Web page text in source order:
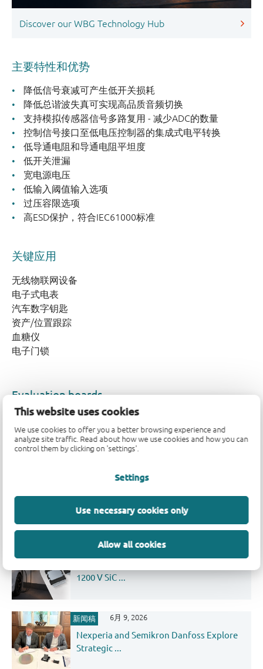
This website uses cookies
We use cookies to offer you a better browsing experience and
analyze site traffic. Read about how we use cookies and how you can
control them by clicking on 'settings'.
Settings
Use necessary cookies only
Allow all cookies
Discover our WBG Technology Hub
主要特性和优势
降低信号衰减可产生低开关损耗
降低总谐波失真可实现高品质音频切换
支持模拟传感器信号多路复用 - 减少ADC的数量
控制信号接口至低电压控制器的集成式电平转换
低导通电阻和导通电阻平坦度
低开关泄漏
宽电源电压
低输入阈值输入选项
过压容限选项
高ESD保护，符合IEC61000标准
关键应用
无线物联网设备
电子式电表
汽车数字钥匙
资产/位置跟踪
血糖仪
电子门锁
最新新闻和博客
6月 11, 2026
IAV and Nexperia Rethink High-Voltage
Architectures ...
6月 9, 2026
1200 V SiC ...
新闻稿 6月 9, 2026
Nexperia and Semikron Danfoss Explore
Strategic ...